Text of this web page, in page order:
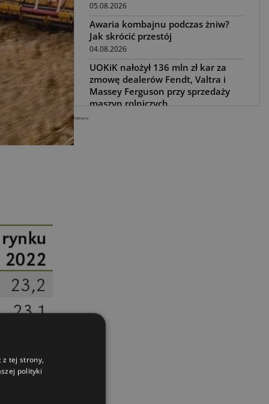
05.08.2026
Awaria kombajnu podczas żniw?
Jak skrócić przestój
04.08.2026
UOKiK nałożył 136 mln zł kar za
zmowę dealerów Fendt, Valtra i
Massey Ferguson przy sprzedaży
maszyn rolniczych
plantacji
Reklama
z tej strony,
polityki